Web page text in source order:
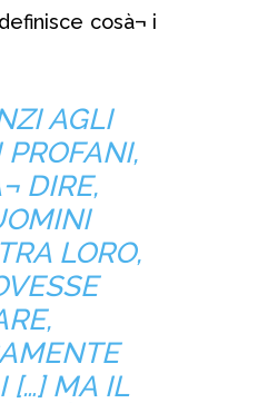
definisce cosà¬ i
AGLI
DIRE,
LORO,
[…] MA IL